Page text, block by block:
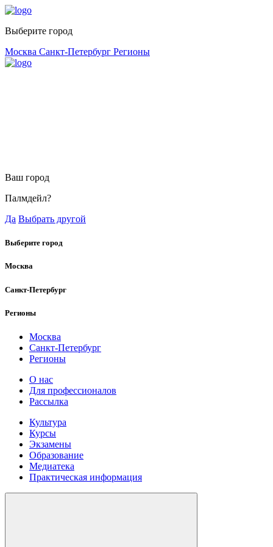
Выберите город
Москва Санкт-Петербург Регионы
Ваш город
Палмдейл?
Да Выбрать другой
Выберите город
Москва
Санкт-Петербург
Регионы
Москва
Санкт-Петербург
Регионы
О нас
Для профессионалов
Рассылка
Культура
Курсы
Экзамены
Образование
Медиатека
Практическая информация